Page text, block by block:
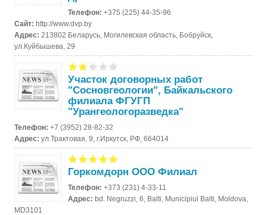
Телефон:+375 (225) 44-35-96
Сайт:http://www.dvp.by
Адрес: 213802 Беларусь, Могилевская область, Бобруйск,
ул.Куйбышева, 29
Участок договорных работ
"Сосновгеологии", Байкальского
филиала ФГУГП
"Урангеологоразведка"
Телефон:+7 (3952) 28-82-32
Адрес:ул.Трактовая, 9, г.Иркутск, РФ, 664014
Горкомдорн ООО Филиал
Телефон:+373 (231) 4-33-11
Адрес:bd. Negruzzi, 6, Balti, Municipiul Balti, Moldova,
MD3101